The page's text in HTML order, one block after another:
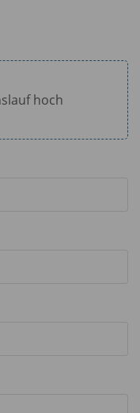
e
hoch